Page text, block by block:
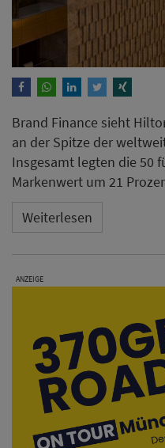
Brand Finance sieht
an der Spitze der
Insgesamt legten die 50
Markenwert um 21
Weiterlesen
ANZEIGE